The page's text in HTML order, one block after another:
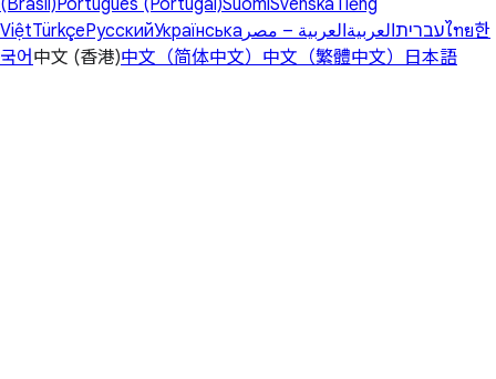
(Brasil)Português (Portugal)SuomiSvenskaTiếng
ViệtTürkçeРусскийУкраїнська עבריתالعربيةالعربية – مصر ไทย한
국어 中文 (香港)中文（简体中文） 中文（繁體中文） 日本語